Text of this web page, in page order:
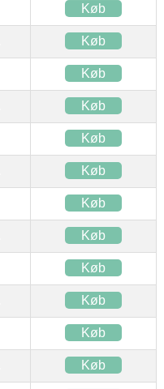
Køb
Køb
Køb
Køb
Køb
Køb
Køb
Køb
Køb
Køb
Køb
Køb